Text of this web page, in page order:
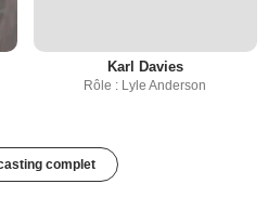
Karl Davies
Rôle : Lyle Anderson
complet